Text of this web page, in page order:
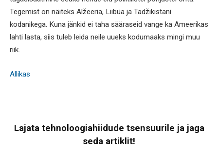
Tegemist on näiteks Alžeeria, Liibüa ja Tadžikistani
kodanikega. Kuna jänkid ei taha sääraseid vange ka Ameerikas
lahti lasta, siis tuleb leida neile uueks kodumaaks mingi muu
riik.
Allikas
Lajata tehnoloogiahiidude tsensuurile ja jaga
seda artiklit!